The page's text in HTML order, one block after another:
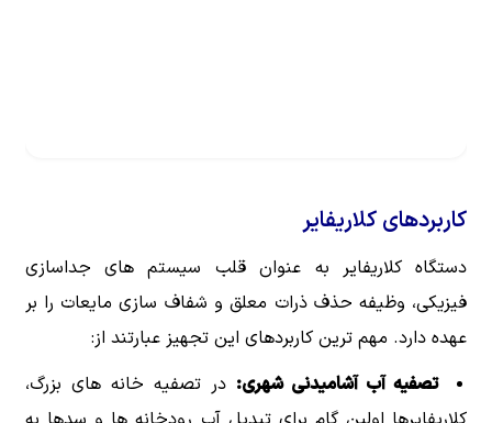
کاربردهای کلاریفایر
دستگاه کلاریفایر به عنوان قلب سیستم های جداسازی
فیزیکی، وظیفه حذف ذرات معلق و شفاف سازی مایعات را بر
عهده دارد. مهم ترین کاربردهای این تجهیز عبارتند از:
تصفیه آب آشامیدنی شهری: در تصفیه خانه های بزرگ،